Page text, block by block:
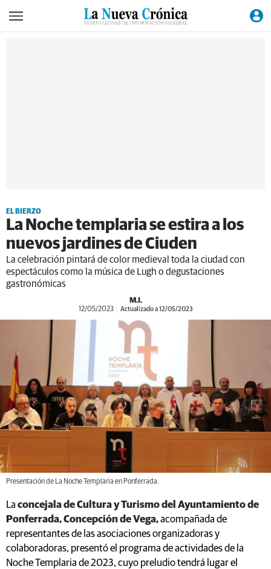
EL BIERZO
La Noche templaria se estira a los
nuevos jardines de Ciuden
La celebración pintará de color medieval toda la ciudad con
espectáculos como la música de Lugh o degustaciones
gastronómicas
M.I.
12/05/2023 Actualizado a 12/05/2023
Presentación de La Noche Templaria en Ponferrada.
La concejala de Cultura y Turismo del Ayuntamiento de
Ponferrada, Concepción de Vega,acompañada de
representantes de las asociaciones organizadoras y
colaboradoras, presentó el programa de actividades de la
Noche Templaria de 2023, cuyo preludio tendrá lugar el